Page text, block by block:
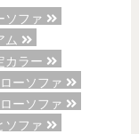
ソファ
ム
カラー
ーソファ
ーソファ
ソファ